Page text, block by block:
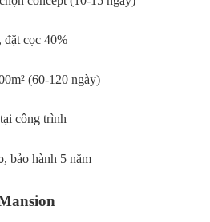
cọc 40%
(60-120 ngày)
công trình
, bảo hành 5 năm